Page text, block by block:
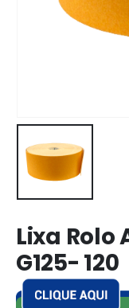
Lixa Rolo
G125- 120